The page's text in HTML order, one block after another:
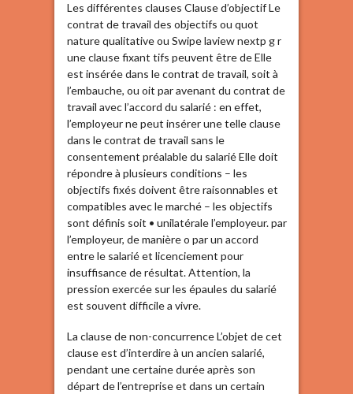
Les différentes clauses Clause d’objectif Le
contrat de travail des objectifs ou quot
nature qualitative ou Swipe laview nextp g r
une clause fixant tifs peuvent être de Elle
est insérée dans le contrat de travail, soit à
l’embauche, ou oit par avenant du contrat de
travail avec l’accord du salarié : en effet,
l’employeur ne peut insérer une telle clause
dans le contrat de travail sans le
consentement préalable du salarié Elle doit
répondre à plusieurs conditions – les
objectifs fixés doivent être raisonnables et
compatibles avec le marché – les objectifs
sont définis soit • unilatérale l’employeur. par
l’employeur, de manière o par un accord
entre le salarié et licenciement pour
insuffisance de résultat. Attention, la
pression exercée sur les épaules du salarié
est souvent difficile a vivre.
La clause de non-concurrence L’objet de cet
clause est d’interdire à un ancien salarié,
pendant une certaine durée après son
départ de l’entreprise et dans un certain